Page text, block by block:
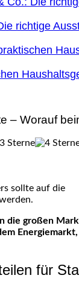
richtige
– Worauf
sollte auf die
für